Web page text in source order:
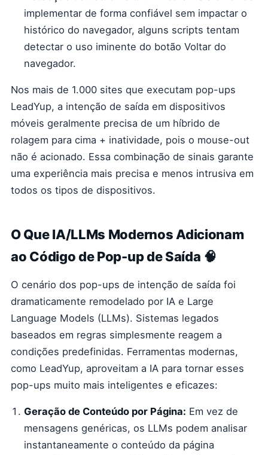
implementar de forma confiável sem impactar o
histórico do navegador, alguns scripts tentam
detectar o uso iminente do botão Voltar do
navegador.
Nos mais de 1.000 sites que executam pop-ups
LeadYup, a intenção de saída em dispositivos
móveis geralmente precisa de um híbrido de
rolagem para cima + inatividade, pois o mouse-out
não é acionado. Essa combinação de sinais garante
uma experiência mais precisa e menos intrusiva em
todos os tipos de dispositivos.
O Que IA/LLMs Modernos Adicionam
ao Código de Pop-up de Saída 🧠
O cenário dos pop-ups de intenção de saída foi
dramaticamente remodelado por IA e Large
Language Models (LLMs). Sistemas legados
baseados em regras simplesmente reagem a
condições predefinidas. Ferramentas modernas,
como LeadYup, aproveitam a IA para tornar esses
pop-ups muito mais inteligentes e eficazes:
Geração de Conteúdo por Página: Em vez de
mensagens genéricas, os LLMs podem analisar
instantaneamente o conteúdo da página